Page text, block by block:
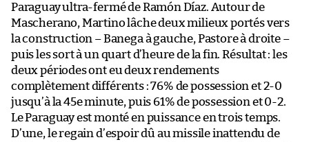
Paraguay ultra-fermé de Ramón Díaz. Autour de
Mascherano, Martino lâche deux milieux portés vers
la construction – Banega à gauche, Pastore à droite –
puis les sort à un quart d’heure de la fin. Résultat : les
deux périodes ont eu deux rendements
complètement différents : 76% de possession et 2-0
jusqu’à la 45e minute, puis 61% de possession et 0-2.
Le Paraguay est monté en puissance en trois temps.
D’une, le regain d’espoir dû au missile inattendu de